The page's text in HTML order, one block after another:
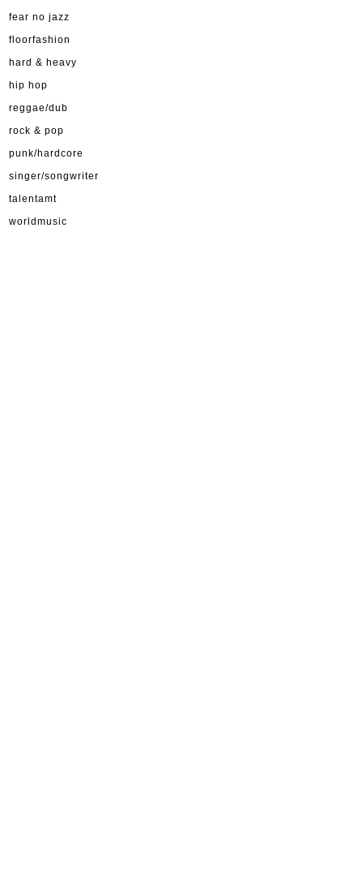
fear no jazz
floorfashion
hard & heavy
hip hop
reggae/dub
rock & pop
punk/hardcore
singer/songwriter
talentamt
worldmusic